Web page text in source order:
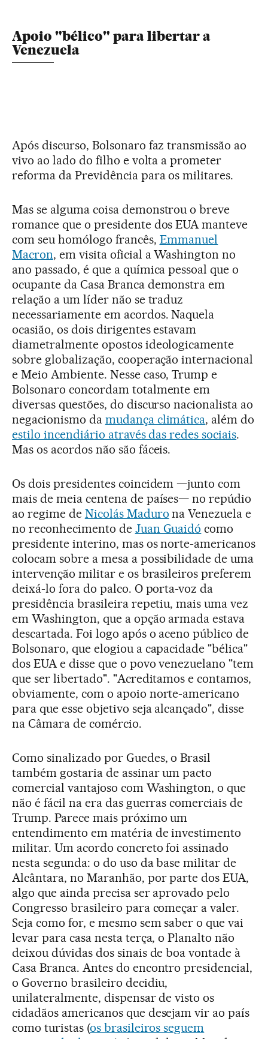
Apoio "bélico" para libertar a
Venezuela
Após discurso, Bolsonaro faz transmissão ao
vivo ao lado do filho e volta a prometer
reforma da Previdência para os militares.
Mas se alguma coisa demonstrou o breve
romance que o presidente dos EUA manteve
com seu homólogo francês, Emmanuel
Macron, em visita oficial a Washington no
ano passado, é que a química pessoal que o
ocupante da Casa Branca demonstra em
relação a um líder não se traduz
necessariamente em acordos. Naquela
ocasião, os dois dirigentes estavam
diametralmente opostos ideologicamente
sobre globalização, cooperação internacional
e Meio Ambiente. Nesse caso, Trump e
Bolsonaro concordam totalmente em
diversas questões, do discurso nacionalista ao
negacionismo da mudança climática, além do
estilo incendiário através das redes sociais.
Mas os acordos não são fáceis.
Os dois presidentes coincidem —junto com
mais de meia centena de países— no repúdio
ao regime de Nicolás Maduro na Venezuela e
no reconhecimento de Juan Guaidó como
presidente interino, mas os norte-americanos
colocam sobre a mesa a possibilidade de uma
intervenção militar e os brasileiros preferem
deixá-lo fora do palco. O porta-voz da
presidência brasileira repetiu, mais uma vez
em Washington, que a opção armada estava
descartada. Foi logo após o aceno público de
Bolsonaro, que elogiou a capacidade "bélica"
dos EUA e disse que o povo venezuelano "tem
que ser libertado". "Acreditamos e contamos,
obviamente, com o apoio norte-americano
para que esse objetivo seja alcançado", disse
na Câmara de comércio.
Como sinalizado por Guedes, o Brasil
também gostaria de assinar um pacto
comercial vantajoso com Washington, o que
não é fácil na era das guerras comerciais de
Trump. Parece mais próximo um
entendimento em matéria de investimento
militar. Um acordo concreto foi assinado
nesta segunda: o do uso da base militar de
Alcântara, no Maranhão, por parte dos EUA,
algo que ainda precisa ser aprovado pelo
Congresso brasileiro para começar a valer.
Seja como for, e mesmo sem saber o que vai
levar para casa nesta terça, o Planalto não
deixou dúvidas dos sinais de boa vontade à
Casa Branca. Antes do encontro presidencial,
o Governo brasileiro decidiu,
unilateralmente, dispensar de visto os
cidadãos americanos que desejam vir ao país
como turistas (os brasileiros seguem